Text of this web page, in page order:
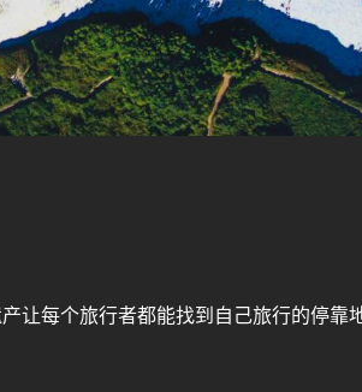
让每个旅行者都能找到自己旅行的停靠